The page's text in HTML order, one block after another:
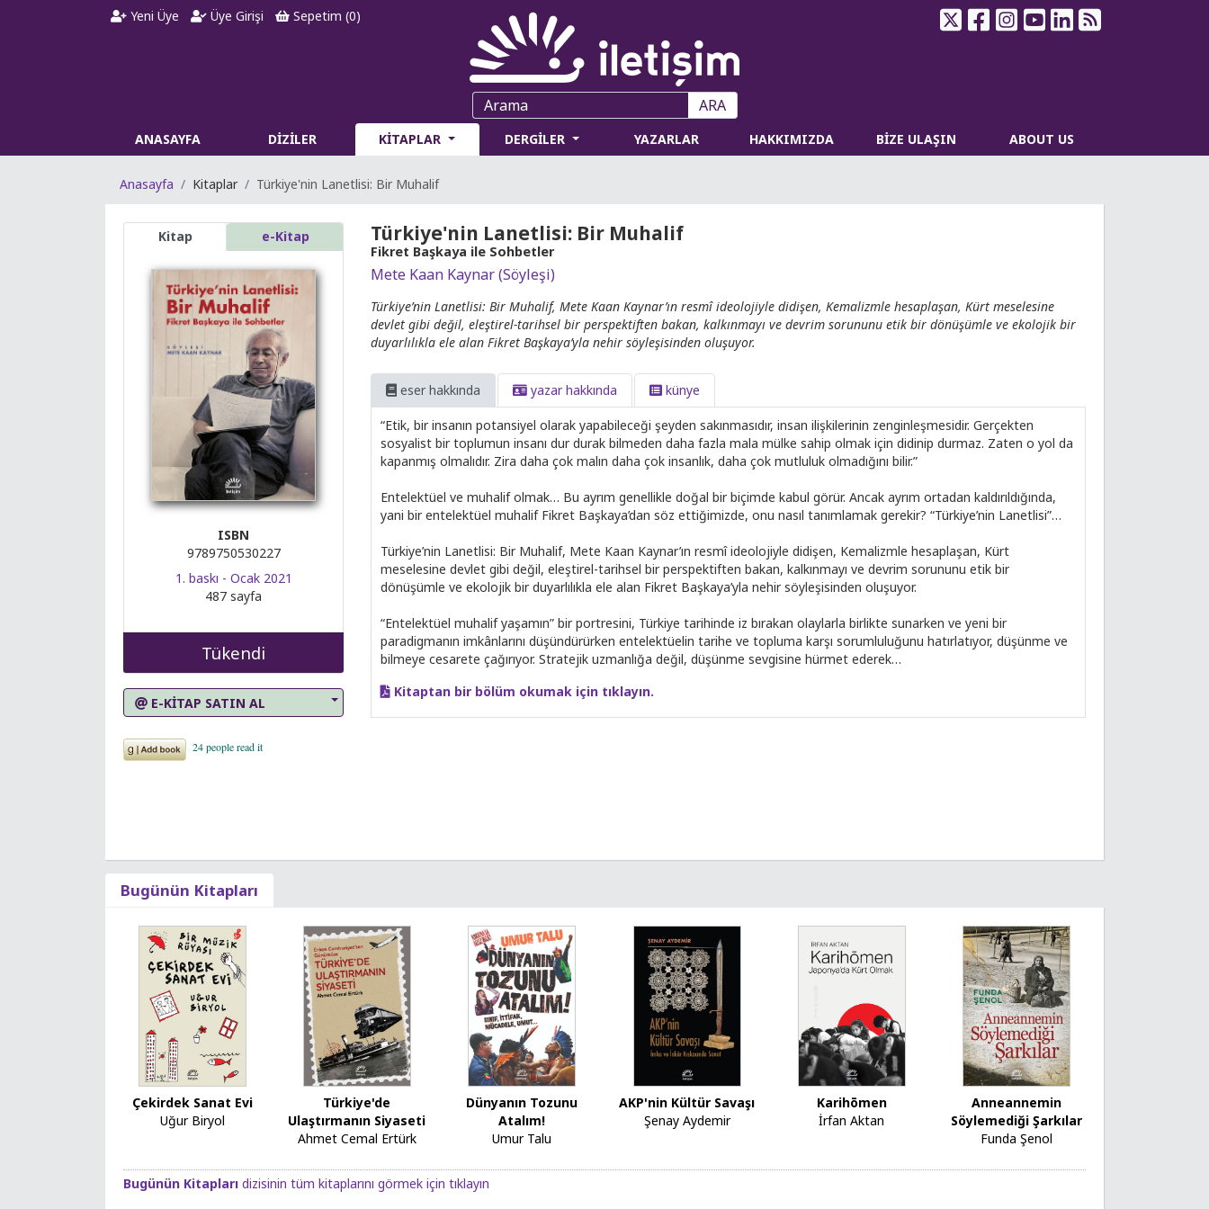
Yeni Üye Üye Girişi Sepetim (0)
ARA
ANASAYFA DİZİLER KİTAPLAR DERGİLER YAZARLAR HAKKIMIZDA BİZE ULAŞIN ABOUT US
Anasayfa Kitaplar Türkiye'nin Lanetlisi: Bir Muhalif
Kitap e-Kitap
ISBN
9789750530227
1. baskı - Ocak 2021
487 sayfa
Tükendi
E-KİTAP SATIN AL
Türkiye'nin Lanetlisi: Bir Muhalif
Fikret Başkaya ile Sohbetler
Mete Kaan Kaynar (Söyleşi)
Türkiye’nin Lanetlisi: Bir Muhalif, Mete Kaan Kaynar’ın resmî ideolojiyle didişen, Kemalizmle hesaplaşan, Kürt meselesine
devlet gibi değil, eleştirel-tarihsel bir perspektiften bakan, kalkınmayı ve devrim sorununu etik bir dönüşümle ve ekolojik bir
duyarlılıkla ele alan Fikret Başkaya’yla nehir söyleşisinden oluşuyor.
eser hakkında yazar hakkında künye
“Etik, bir insanın potansiyel olarak yapabileceği şeyden sakınmasıdır, insan ilişkilerinin zenginleşmesidir. Gerçekten
sosyalist bir toplumun insanı dur durak bilmeden daha fazla mala mülke sahip olmak için didinip durmaz. Zaten o yol da
kapanmış olmalıdır. Zira daha çok malın daha çok insanlık, daha çok mutluluk olmadığını bilir.”
Entelektüel ve muhalif olmak… Bu ayrım genellikle doğal bir biçimde kabul görür. Ancak ayrım ortadan kaldırıldığında,
yani bir entelektüel muhalif Fikret Başkaya’dan söz ettiğimizde, onu nasıl tanımlamak gerekir? “Türkiye’nin Lanetlisi”…
Türkiye’nin Lanetlisi: Bir Muhalif, Mete Kaan Kaynar’ın resmî ideolojiyle didişen, Kemalizmle hesaplaşan, Kürt
meselesine devlet gibi değil, eleştirel-tarihsel bir perspektiften bakan, kalkınmayı ve devrim sorununu etik bir
dönüşümle ve ekolojik bir duyarlılıkla ele alan Fikret Başkaya’yla nehir söyleşisinden oluşuyor.
“Entelektüel muhalif yaşamın” bir portresini, Türkiye tarihinde iz bırakan olaylarla birlikte sunarken ve yeni bir
paradigmanın imkânlarını düşündürürken entelektüelin tarihe ve topluma karşı sorumluluğunu hatırlatıyor, düşünme ve
bilmeye cesarete çağırıyor. Stratejik uzmanlığa değil, düşünme sevgisine hürmet ederek…
Kitaptan bir bölüm okumak için tıklayın.
Bugünün Kitapları
Çekirdek Sanat Evi
Uğur Biryol
Türkiye'de
Ulaştırmanın Siyaseti
Ahmet Cemal Ertürk
Dünyanın Tozunu
Atalım!
Umur Talu
AKP'nin Kültür Savaşı
Şenay Aydemir
Karihōmen
İrfan Aktan
Anneannemin
Söylemediği Şarkılar
Funda Şenol
Bugünün Kitapları dizisinin tüm kitaplarını görmek için tıklayın